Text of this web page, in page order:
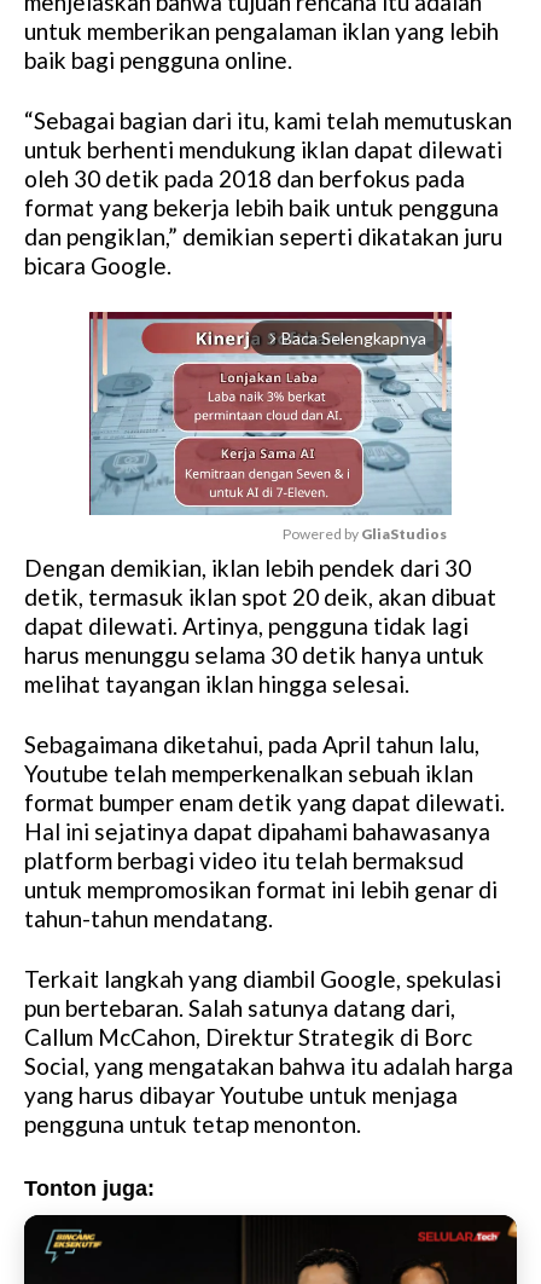
untuk memberikan pengalaman iklan yang lebih
baik bagi pengguna online.
“Sebagai bagian dari itu, kami telah memutuskan
untuk berhenti mendukung iklan dapat dilewati
oleh 30 detik pada 2018 dan berfokus pada
format yang bekerja lebih baik untuk pengguna
dan pengiklan,” demikian seperti dikatakan juru
bicara Google.
arrow_forward_ios Baca Selengkapnya
M
u
e
Powered by GliaStudios
Dengan demikian, iklan lebih pendek dari 30
detik, termasuk iklan spot 20 deik, akan dibuat
dapat dilewati. Artinya, pengguna tidak lagi
harus menunggu selama 30 detik hanya untuk
melihat tayangan iklan hingga selesai.
Sebagaimana diketahui, pada April tahun lalu,
Youtube telah memperkenalkan sebuah iklan
format bumper enam detik yang dapat dilewati.
Hal ini sejatinya dapat dipahami bahawasanya
platform berbagi video itu telah bermaksud
untuk mempromosikan format ini lebih genar di
tahun-tahun mendatang.
Terkait langkah yang diambil Google, spekulasi
pun bertebaran. Salah satunya datang dari,
Callum McCahon, Direktur Strategik di Borc
Social, yang mengatakan bahwa itu adalah harga
yang harus dibayar Youtube untuk menjaga
pengguna untuk tetap menonton.
Tonton juga: